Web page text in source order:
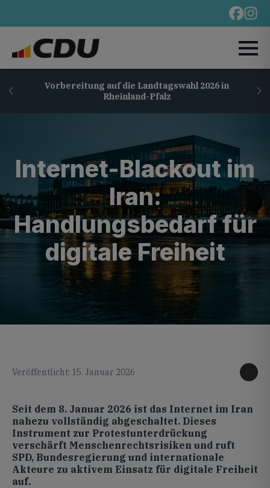
Vorbereitung auf die Landtagswahl 2026 in
Rheinland-Pfalz
Internet-Blackout im
Iran:
Handlungsbedarf für
digitale Freiheit
Veröffentlicht: 15. Januar 2026
Seit dem 8. Januar 2026 ist das Internet im Iran
nahezu vollständig abgeschaltet. Dieses
Instrument zur Protestunterdrückung
verschärft Menschenrechtsrisiken und ruft
SPD, Bundesregierung und internationale
Akteure zu aktivem Einsatz für digitale Freiheit
auf.